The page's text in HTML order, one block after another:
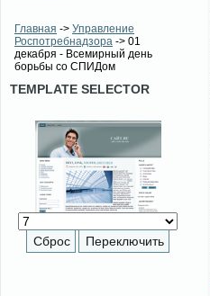
Главная -> Управление
Роспотребнадзора -> 01
декабря - Всемирный день
борьбы со СПИДом
TEMPLATE SELECTOR